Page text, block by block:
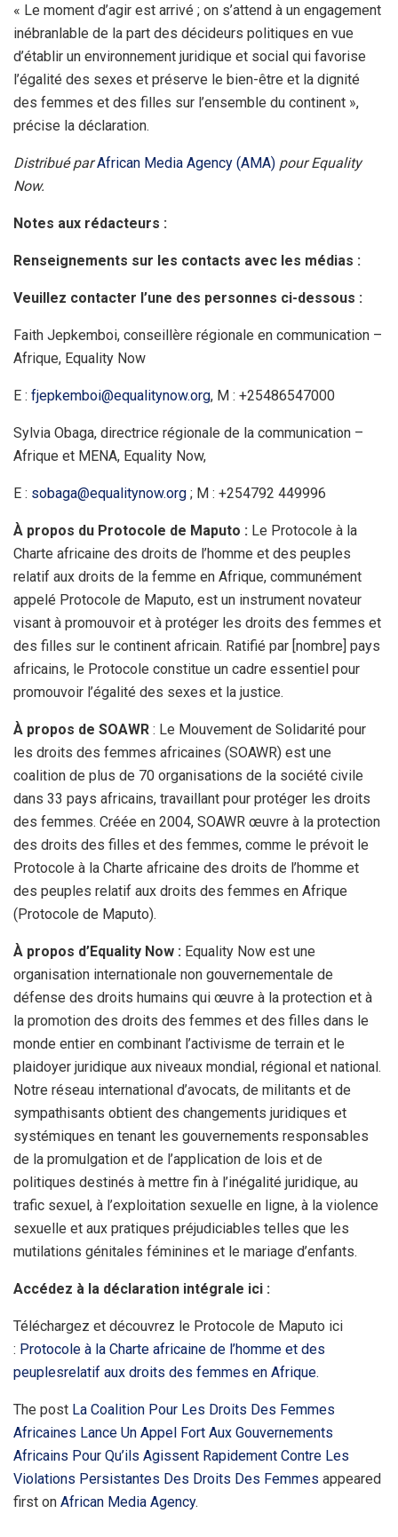
« Le moment d’agir est arrivé ; on s’attend à un engagement
inébranlable de la part des décideurs politiques en vue
d’établir un environnement juridique et social qui favorise
l’égalité des sexes et préserve le bien-être et la dignité
des femmes et des filles sur l’ensemble du continent »,
précise la déclaration.
Distribué parAfrican Media Agency (AMA) pour Equality
Now.
Notes aux rédacteurs :
Renseignements sur les contacts avec les médias :
Veuillez contacter l’une des personnes ci-dessous :
Faith Jepkemboi, conseillère régionale en communication –
Afrique, Equality Now
E : fjepkemboi@equalitynow.org, M : +25486547000
Sylvia Obaga, directrice régionale de la communication –
Afrique et MENA, Equality Now,
E : sobaga@equalitynow.org ; M : +254792 449996
À propos du Protocole de Maputo : Le Protocole à la
Charte africaine des droits de l’homme et des peuples
relatif aux droits de la femme en Afrique, communément
appelé Protocole de Maputo, est un instrument novateur
visant à promouvoir et à protéger les droits des femmes et
des filles sur le continent africain. Ratifié par [nombre] pays
africains, le Protocole constitue un cadre essentiel pour
promouvoir l’égalité des sexes et la justice.
À propos de SOAWR : Le Mouvement de Solidarité pour
les droits des femmes africaines (SOAWR) est une
coalition de plus de 70 organisations de la société civile
dans 33 pays africains, travaillant pour protéger les droits
des femmes. Créée en 2004, SOAWR œuvre à la protection
des droits des filles et des femmes, comme le prévoit le
Protocole à la Charte africaine des droits de l’homme et
des peuples relatif aux droits des femmes en Afrique
(Protocole de Maputo).
À propos d’Equality Now : Equality Now est une
organisation internationale non gouvernementale de
défense des droits humains qui œuvre à la protection et à
la promotion des droits des femmes et des filles dans le
monde entier en combinant l’activisme de terrain et le
plaidoyer juridique aux niveaux mondial, régional et national.
Notre réseau international d’avocats, de militants et de
sympathisants obtient des changements juridiques et
systémiques en tenant les gouvernements responsables
de la promulgation et de l’application de lois et de
politiques destinés à mettre fin à l’inégalité juridique, au
trafic sexuel, à l’exploitation sexuelle en ligne, à la violence
sexuelle et aux pratiques préjudiciables telles que les
mutilations génitales féminines et le mariage d’enfants.
Accédez à la déclaration intégrale ici :
Téléchargez et découvrez le Protocole de Maputo ici
: Protocole à la Charte africaine de l’homme et des
peuplesrelatif aux droits des femmes en Afrique.
The post La Coalition Pour Les Droits Des Femmes
Africaines Lance Un Appel Fort Aux Gouvernements
Africains Pour Qu’ils Agissent Rapidement Contre Les
Violations Persistantes Des Droits Des Femmes appeared
first on African Media Agency.